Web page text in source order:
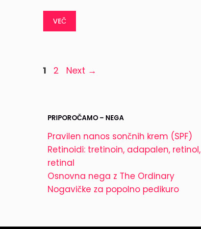
VEČ
Page
1 Page
2 Next →
PRIPOROČAMO – NEGA
Pravilen nanos sončnih krem (SPF)
Retinoidi: tretinoin, adapalen, retinol,
retinal
Osnovna nega z The Ordinary
Nogavičke za popolno pedikuro